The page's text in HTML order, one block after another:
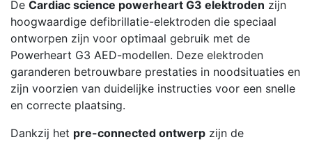
De Cardiac science powerheart G3 elektroden zijn
hoogwaardige defibrillatie-elektroden die speciaal
ontworpen zijn voor optimaal gebruik met de
Powerheart G3 AED-modellen. Deze elektroden
garanderen betrouwbare prestaties in noodsituaties en
zijn voorzien van duidelijke instructies voor een snelle
en correcte plaatsing.
Dankzij het pre-connected ontwerp zijn de